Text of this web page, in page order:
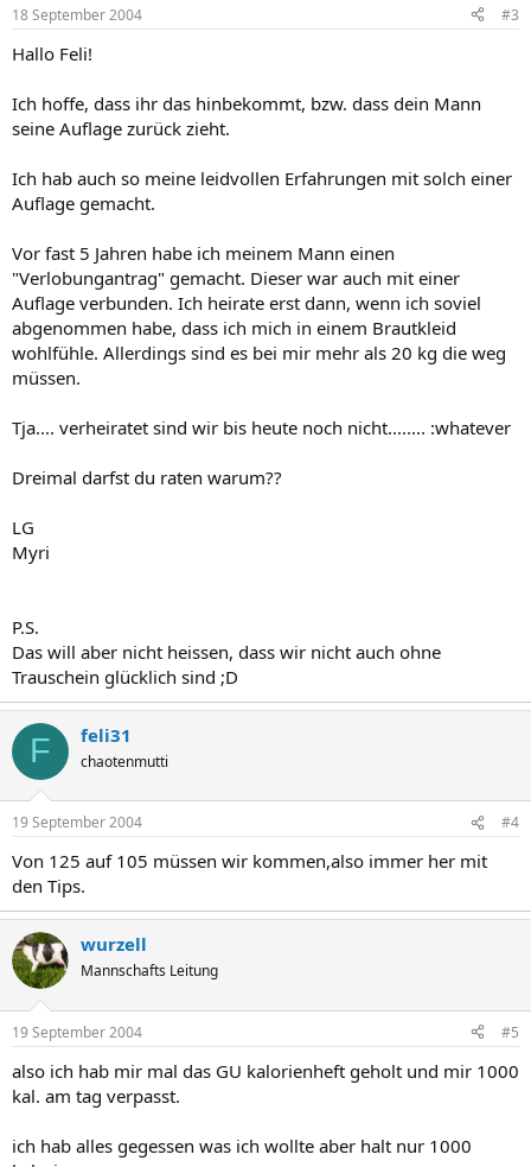
18 September 2004 #3
Hallo Feli!
Ich hoffe, dass ihr das hinbekommt, bzw. dass dein Mann
seine Auflage zurück zieht.
Ich hab auch so meine leidvollen Erfahrungen mit solch einer
Auflage gemacht.
Vor fast 5 Jahren habe ich meinem Mann einen
"Verlobungantrag" gemacht. Dieser war auch mit einer
Auflage verbunden. Ich heirate erst dann, wenn ich soviel
abgenommen habe, dass ich mich in einem Brautkleid
wohlfühle. Allerdings sind es bei mir mehr als 20 kg die weg
müssen.
Tja.... verheiratet sind wir bis heute noch nicht........ :whatever
Dreimal darfst du raten warum??
LG
Myri
P.S.
Das will aber nicht heissen, dass wir nicht auch ohne
Trauschein glücklich sind ;D
F feli31
chaotenmutti
19 September 2004 #4
Von 125 auf 105 müssen wir kommen,also immer her mit
den Tips.
wurzell
Mannschafts Leitung
19 September 2004 #5
also ich hab mir mal das GU kalorienheft geholt und mir 1000
kal. am tag verpasst.
ich hab alles gegessen was ich wollte aber halt nur 1000